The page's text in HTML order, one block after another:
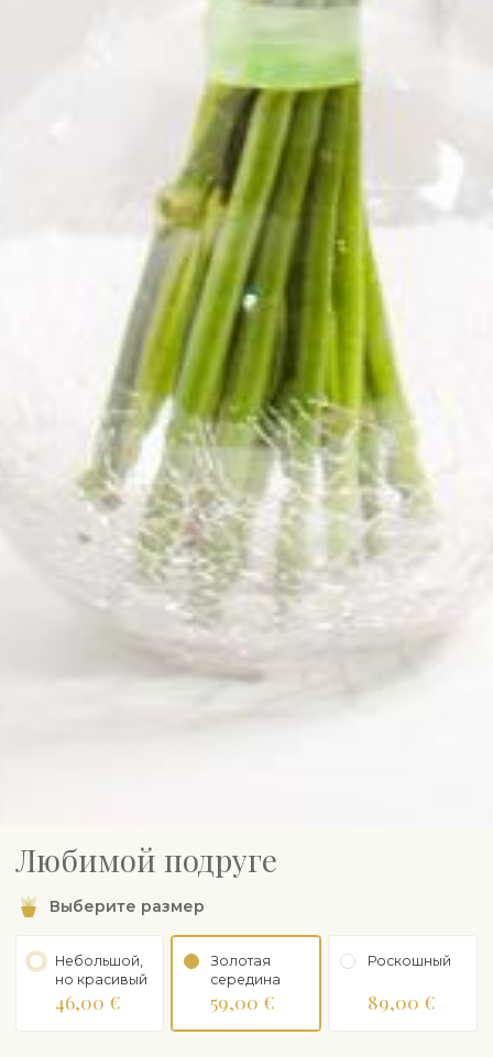
Любимой подруге
Выберите размер
Небольшой,
но красивый
46,00 €
Золотая
середина
59,00 €
Роскошный
89,00 €